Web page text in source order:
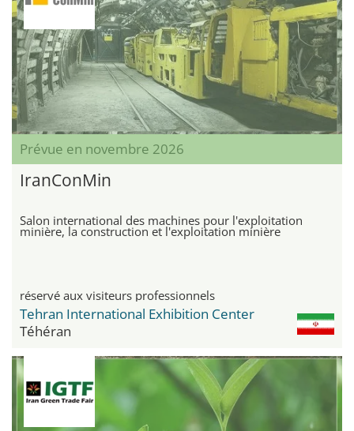
Prévue en novembre 2026
IranConMin
Salon international des machines pour l'exploitation
minière, la construction et l'exploitation minière
réservé aux visiteurs professionnels
Tehran International Exhibition Center
Téhéran